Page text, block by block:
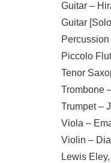
Guitar –
Guitar
Piccolo
Tenor
Trombone
Trumpet –
Viola –
Violin –
Lewis